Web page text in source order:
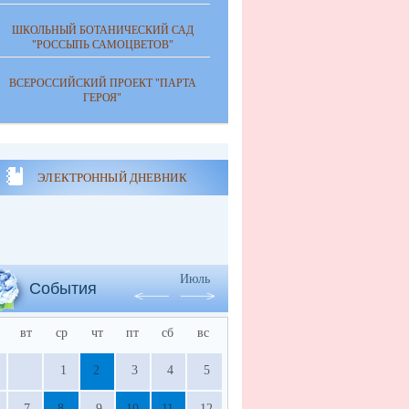
ШКОЛЬНЫЙ БОТАНИЧЕСКИЙ САД
"РОССЫПЬ САМОЦВЕТОВ"
ВСЕРОССИЙСКИЙ ПРОЕКТ "ПАРТА
ГЕРОЯ"
ЭЛЕКТРОННЫЙ ДНЕВНИК
События
Июль
вт ср чт пт сб вс
1 2 3 4 5